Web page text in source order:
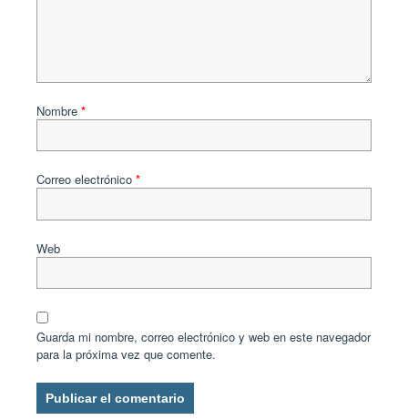
Nombre *
Correo electrónico *
Web
Guarda mi nombre, correo electrónico y web en este navegador
para la próxima vez que comente.